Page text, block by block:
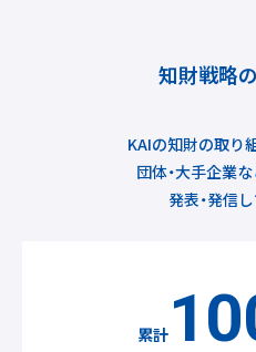
知財戦略
KAIの知財の取り
団体・大手企業
発表・発信
累計